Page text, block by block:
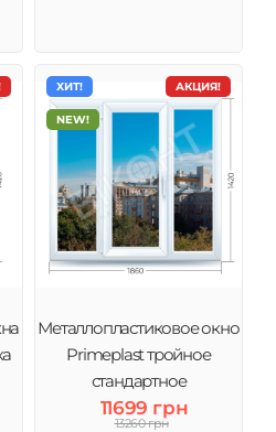
АКЦИЯ!
ХИТ!
NEW!
Металлопластиковое окно
Primeplast тройное
стандартное
11699 грн
13260 грн